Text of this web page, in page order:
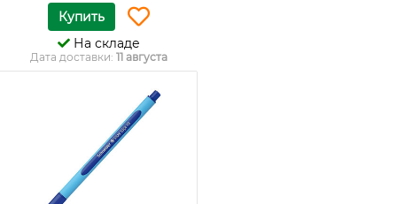
Купить
На складе
Дата доставки: 11 августа